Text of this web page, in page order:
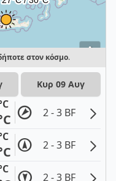
i
στον κόσμο.
Κυρ 09 Αυγ
2 - 3 BF
2 - 3 BF
2 - 3 BF